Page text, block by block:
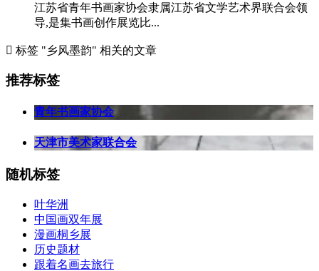
江苏省青年书画家协会隶属江苏省文学艺术界联合会领
导,是集书画创作展览比...
 标签 "乡风墨韵" 相关的文章
推荐标签
青年书画家协会
天津市美术家联合会
随机标签
叶华洲
中国画双年展
漫画桐乡展
历史题材
跟着名画去旅行